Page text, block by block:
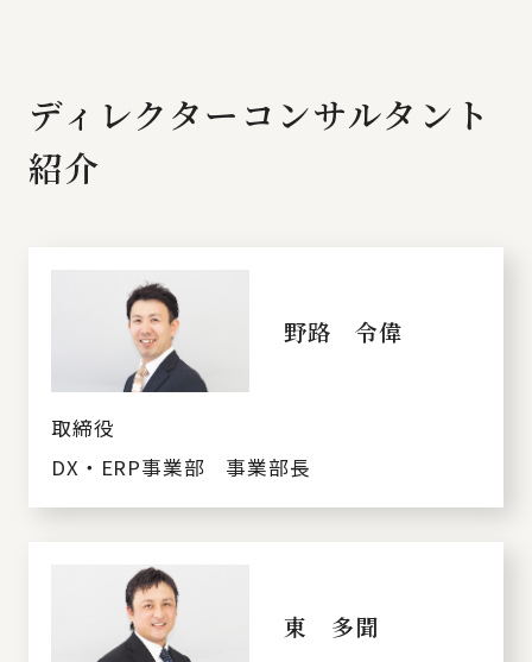
ディレクターコンサルタント
紹介
野路 令偉
取締役
DX・ERP事業部 事業部長
東 多聞